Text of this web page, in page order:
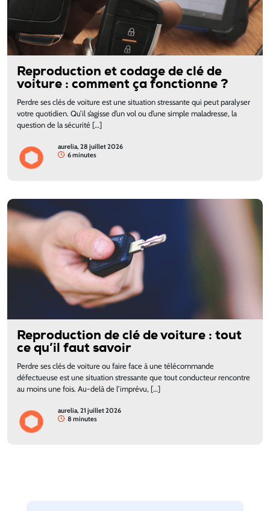
Reproduction et codage de clé de
voiture : comment ça fonctionne ?
Perdre ses clés de voiture est une situation stressante qui peut paralyser
votre quotidien. Qu’il s’agisse d’un vol ou d’une simple maladresse, la
question de la sécurité […]
aurelia, 28 juillet 2026
6 minutes
Reproduction de clé de voiture : tout
ce qu’il faut savoir
Perdre ses clés de voiture ou faire face à une télécommande
défectueuse est une situation stressante que tout conducteur rencontre
au moins une fois. Au-delà de l’imprévu, […]
aurelia, 21 juillet 2026
8 minutes